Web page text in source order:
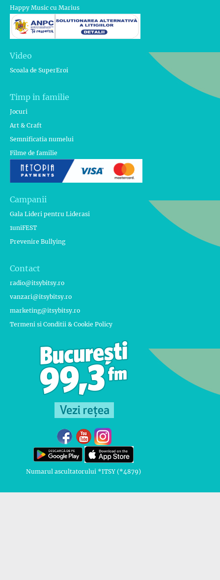
Happy Music cu Marius
Video
Scoala de SuperEroi
Timp in familie
Jocuri
Art & Craft
Semnificatia numelui
Filme de familie
Campanii
Gala Lideri pentru Liderasi
1uniFEST
Prevenire Bullying
Contact
radio@itsybitsy.ro
vanzari@itsybitsy.ro
marketing@itsybitsy.ro
Termeni si Conditii & Cookie Policy
Numarul ascultatorului *ITSY (*4879)